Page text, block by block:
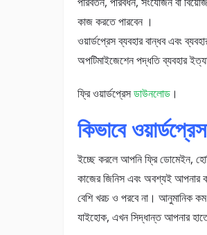
কাজ করতে পারবেন ।
ওয়ার্ডপ্রেস ব্যবহার বান্ধব এবং
অপটিমাইজেশেন পদ্ধতি ব্যবহার
ফ্রি ওয়ার্ডপ্রেসডাউনলোড ।
কিভাবে
ইচ্ছে করলে আপনি ফ্রি ডোমেইন,
কাজের জিনিস এবং অবশ্যই আপনার
বেশি খরচ ও পরবে না। আনুমানিক
যাইহোক, এখন সিদ্ধান্ত আপনার